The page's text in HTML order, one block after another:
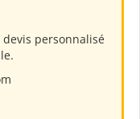
personnalisé